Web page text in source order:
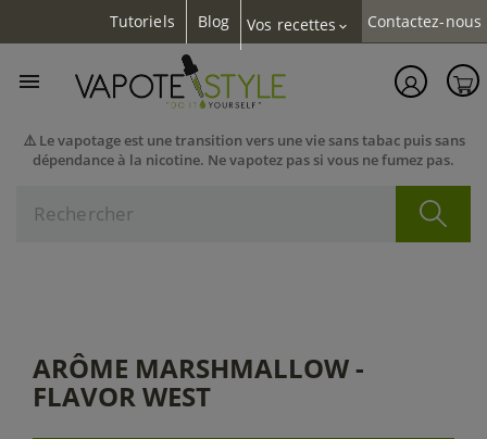
Tutoriels Blog Vos recettes expand_more Contactez-nous
⚠️ Le vapotage est une transition vers une vie sans tabac puis sans
dépendance à la nicotine. Ne vapotez pas si vous ne fumez pas.

ARÔME MARSHMALLOW -
FLAVOR WEST